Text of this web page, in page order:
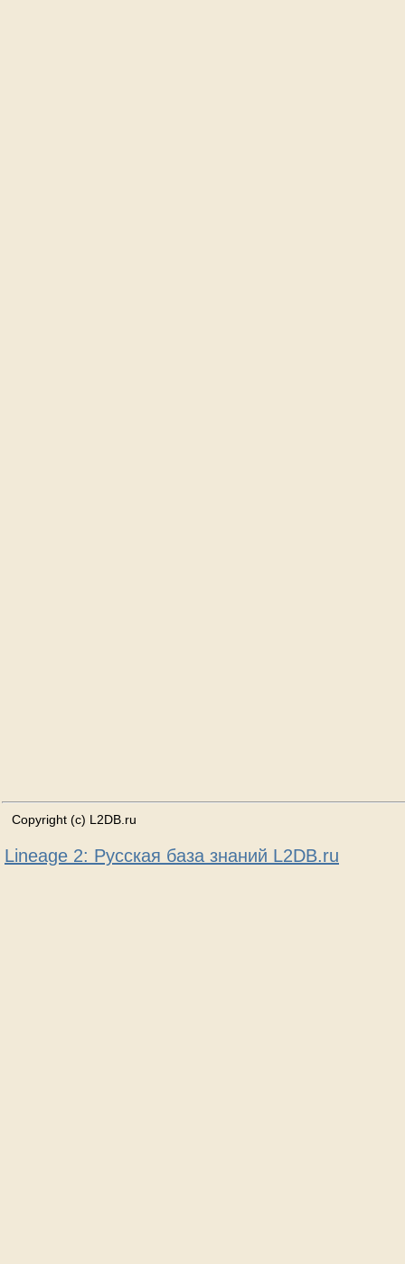
Copyright (c) L2DB.ru
Lineage 2: Русская база знаний L2DB.ru